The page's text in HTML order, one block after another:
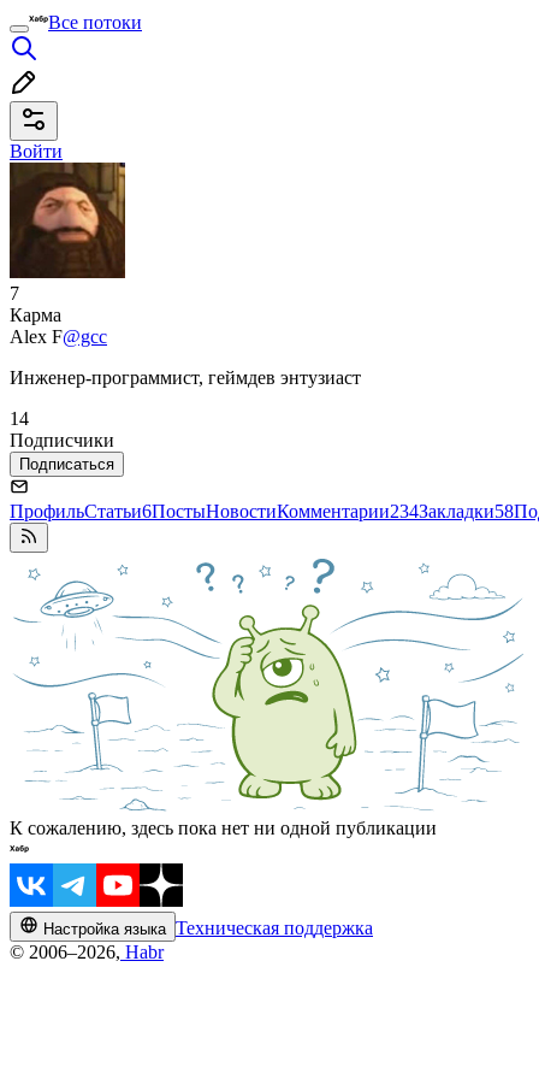
Все потоки
Войти
7
Карма
Alex F@gcc
Инженер-программист, геймдев энтузиаст
14
Подписчики
Подписаться
ПрофильСтатьи6ПостыНовостиКомментарии234Закладки58
К сожалению, здесь пока нет ни одной публикации
Настройка языка Техническая поддержка
© 2006–2026, Habr